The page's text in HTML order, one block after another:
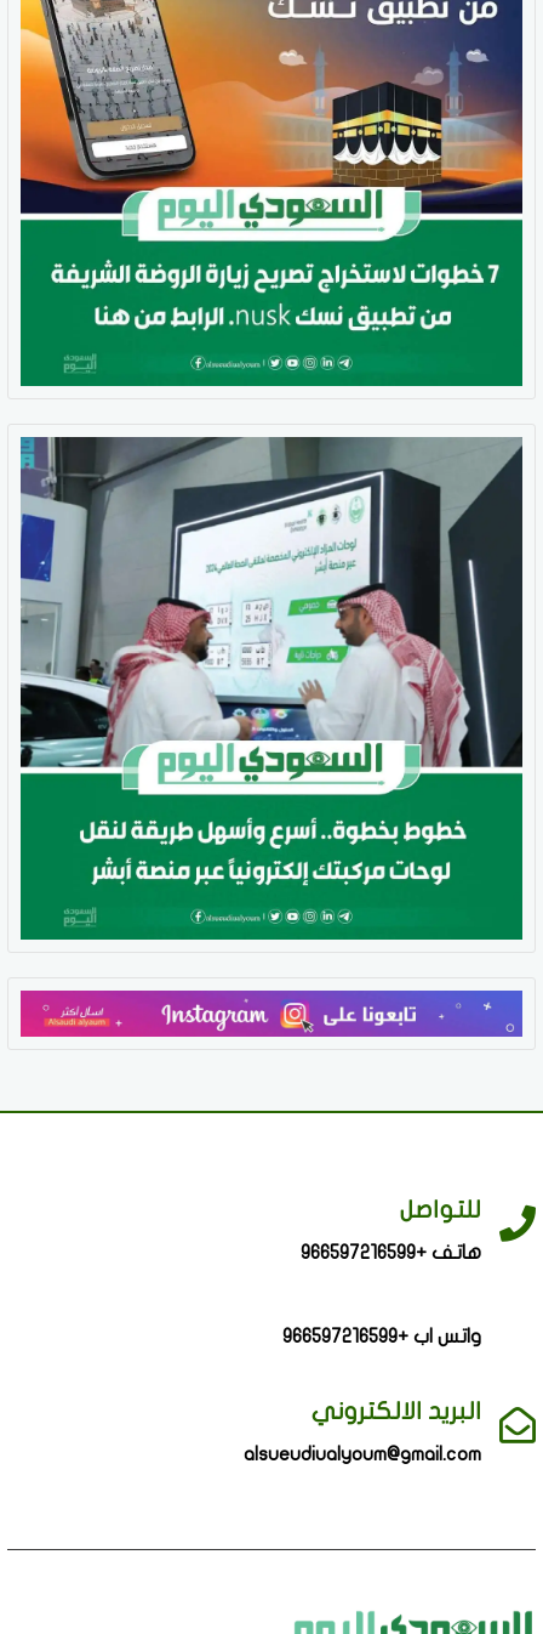
للتواصل
هاتف +966597216599
واتس اب +966597216599
البريد الالكتروني
alsueudiualyoum@gmail.com